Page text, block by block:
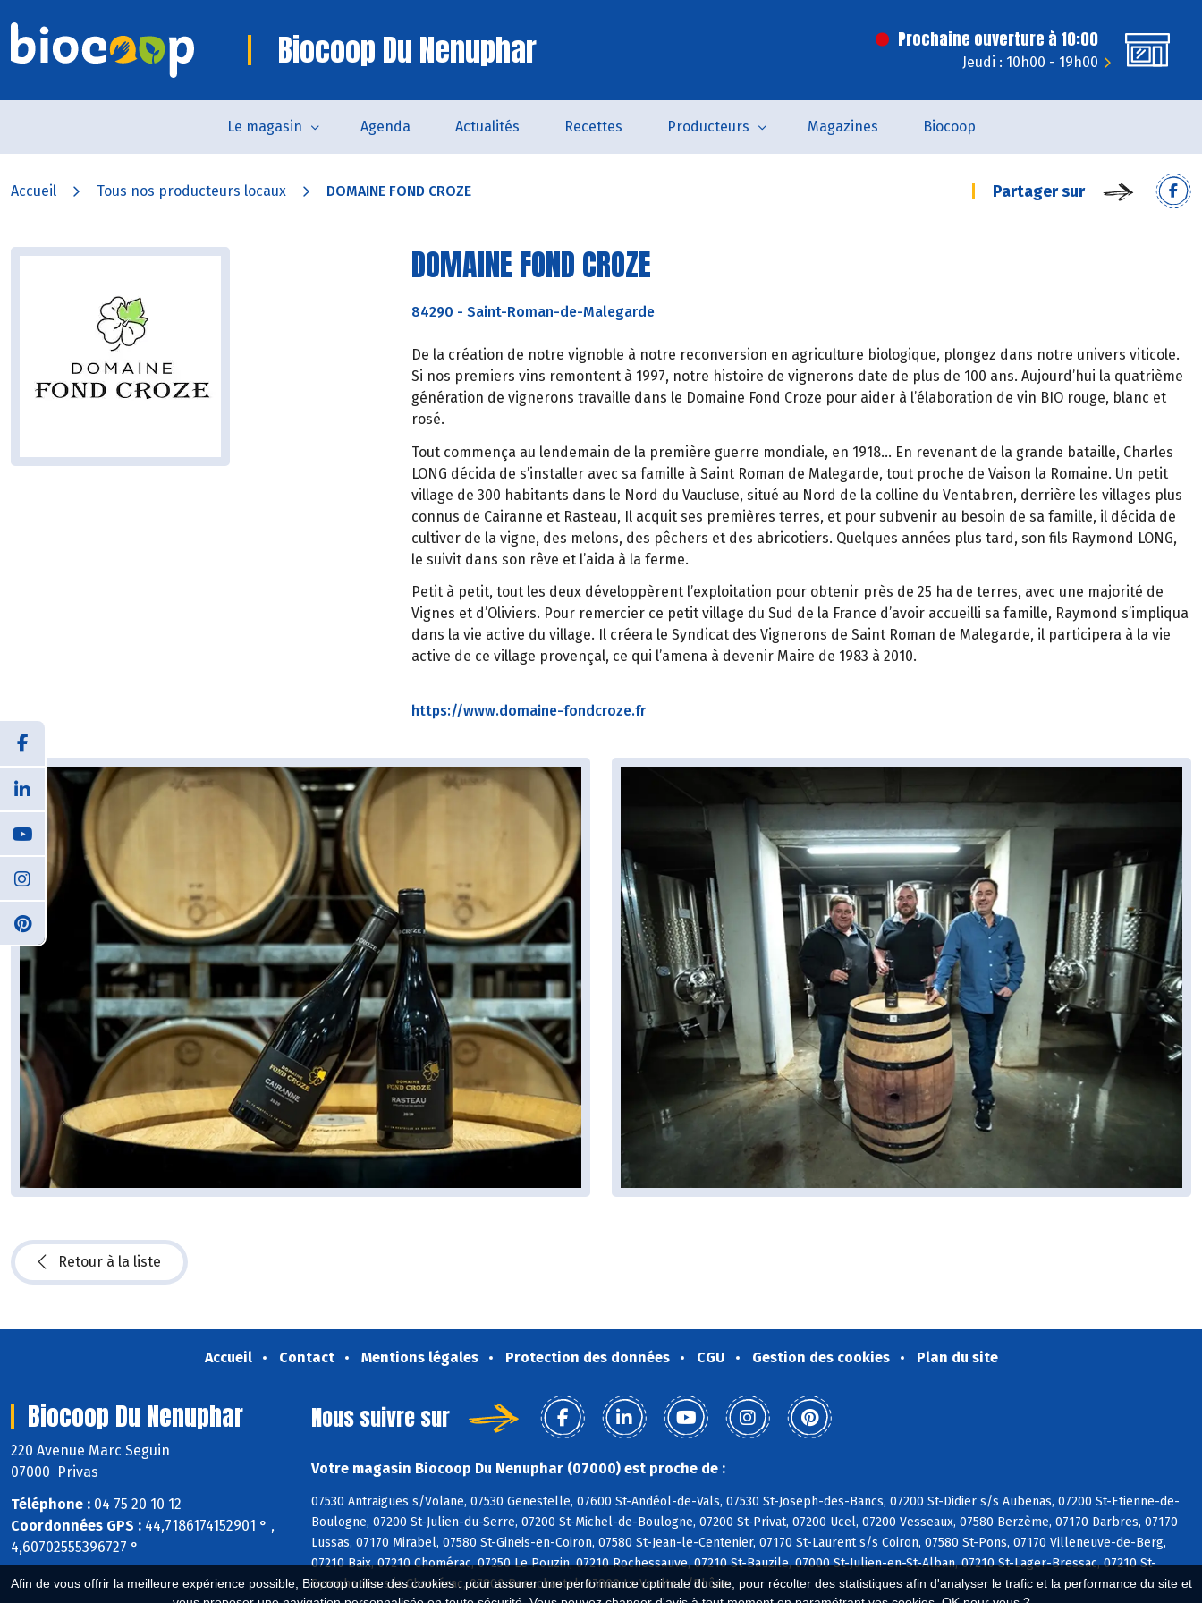
Afin de vous offrir la meilleure expérience possible, Biocoop utilise des cookies : pour assurer une performance optimale du site, pour récolter des statistiques afin d'analyser le trafic et la performance du site et
Biocoop Du Nenuphar Prochaine ouverture à 10:00
Jeudi : 10h00 - 19h00
Le magasin Agenda Actualités Recettes Producteurs Magazines Biocoop
Accueil Tous nos producteurs locaux DOMAINE FOND CROZE Partager sur
DOMAINE FOND CROZE
84290 - Saint-Roman-de-Malegarde
De la création de notre vignoble à notre reconversion en agriculture biologique, plongez dans notre univers viticole.
Si nos premiers vins remontent à 1997, notre histoire de vignerons date de plus de 100 ans. Aujourd’hui la quatrième
génération de vignerons travaille dans le Domaine Fond Croze pour aider à l’élaboration de vin BIO rouge, blanc et
rosé.
Tout commença au lendemain de la première guerre mondiale, en 1918… En revenant de la grande bataille, Charles
LONG décida de s’installer avec sa famille à Saint Roman de Malegarde, tout proche de Vaison la Romaine. Un petit
village de 300 habitants dans le Nord du Vaucluse, situé au Nord de la colline du Ventabren, derrière les villages plus
connus de Cairanne et Rasteau, Il acquit ses premières terres, et pour subvenir au besoin de sa famille, il décida de
cultiver de la vigne, des melons, des pêchers et des abricotiers. Quelques années plus tard, son fils Raymond LONG,
le suivit dans son rêve et l’aida à la ferme.
Petit à petit, tout les deux développèrent l’exploitation pour obtenir près de 25 ha de terres, avec une majorité de
Vignes et d’Oliviers. Pour remercier ce petit village du Sud de la France d’avoir accueilli sa famille, Raymond s’impliqua
dans la vie active du village. Il créera le Syndicat des Vignerons de Saint Roman de Malegarde, il participera à la vie
active de ce village provençal, ce qui l’amena à devenir Maire de 1983 à 2010.
https://www.domaine-fondcroze.fr
Retour à la liste
Accueil Contact Mentions légales Protection des données CGU Gestion des cookies Plan du site
Biocoop Du Nenuphar
220 Avenue Marc Seguin
07000 Privas
Téléphone : 04 75 20 10 12
Coordonnées GPS : 44,7186174152901 ° ,
4,60702555396727 °
Nous suivre sur
Votre magasin Biocoop Du Nenuphar (07000) est proche de :
07530 Antraigues s/Volane, 07530 Genestelle, 07600 St-Andéol-de-Vals, 07530 St-Joseph-des-Bancs, 07200 St-Didier s/s Aubenas, 07200 St-Etienne-de-
Boulogne, 07200 St-Julien-du-Serre, 07200 St-Michel-de-Boulogne, 07200 St-Privat, 07200 Ucel, 07200 Vesseaux, 07580 Berzème, 07170 Darbres, 07170
Lussas, 07170 Mirabel, 07580 St-Gineis-en-Coiron, 07580 St-Jean-le-Centenier, 07170 St-Laurent s/s Coiron, 07580 St-Pons, 07170 Villeneuve-de-Berg,
07210 Baix, 07210 Chomérac, 07250 Le Pouzin, 07210 Rochessauve, 07210 St-Bauzile, 07000 St-Julien-en-St-Alban, 07210 St-Lager-Bressac, 07210 St-
Symphorien s/s Chomérac, 07800 Beauchastel, 07800 La Voulte s/Rhône